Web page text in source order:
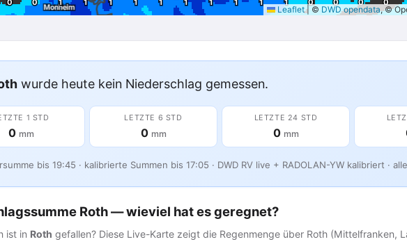
Leaflet | © DWD opendata, ©
wurde heute kein Niederschlag gemessen.
1 STD
0 mm
LETZTE 6 STD
0 mm
LETZTE 24 STD
0 mm
bis 19:45 · kalibrierte Summen bis 17:05 · DWD RV live + RADOLAN-YW kalibriert ·
Roth — wieviel hat es geregnet?
ist in Roth gefallen? Diese Live-Karte zeigt die Regenmenge über Roth